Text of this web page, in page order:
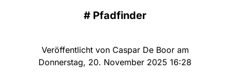
# Pfadfinder
Veröffentlicht von Caspar De Boor am
Donnerstag, 20. November 2025 16:28